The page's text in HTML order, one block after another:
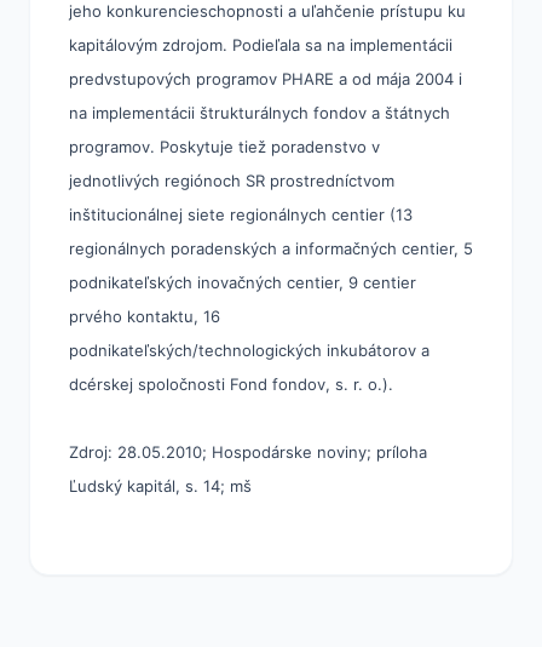
jeho konkurencieschopnosti a uľahčenie prístupu ku
kapitálovým zdrojom. Podieľala sa na implementácii
predvstupových programov PHARE a od mája 2004 i
na implementácii štrukturálnych fondov a štátnych
programov. Poskytuje tiež poradenstvo v
jednotlivých regiónoch SR prostredníctvom
inštitucionálnej siete regionálnych centier (13
regionálnych poradenských a informačných centier, 5
podnikateľských inovačných centier, 9 centier
prvého kontaktu, 16
podnikateľských/technologických inkubátorov a
dcérskej spoločnosti Fond fondov, s. r. o.).
Zdroj: 28.05.2010; Hospodárske noviny; príloha
Ľudský kapitál, s. 14; mš